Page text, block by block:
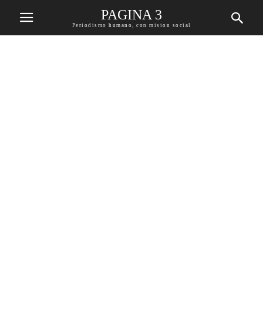
PAGINA 3
Periodismo humano, con mision social